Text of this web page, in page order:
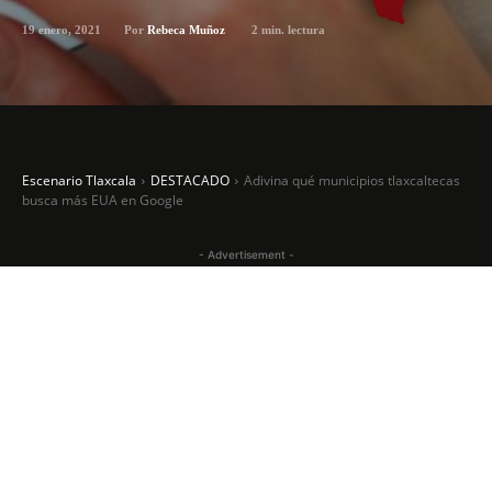
19 enero, 2021 Por Rebeca Muñoz 2 min. lectura
Escenario Tlaxcala DESTACADO
Adivina qué municipios tlaxcaltecas
busca más EUA en Google
- Advertisement -